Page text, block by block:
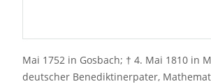
Mai 1752 in Gosbach; † 4. Mai 1810 in
deutscher Benediktinerpater,